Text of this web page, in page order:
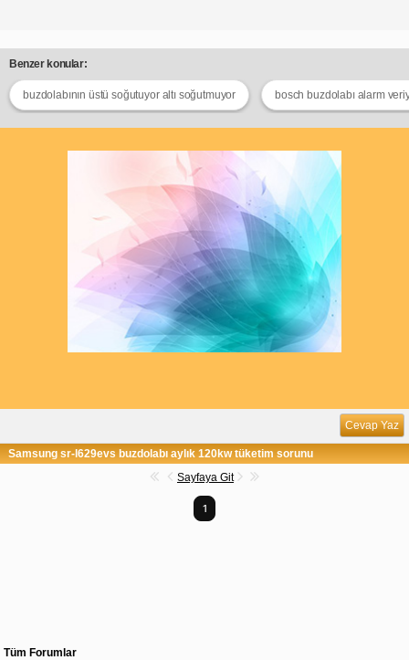
Benzer konular:
buzdolabının üstü soğutuyor altı soğutmuyor bosch buzdolabı alarm
Cevap Yaz
Samsung sr-l629evs buzdolabı aylık 120kw tüketim sorunu
Sayfaya Git
1
Tüm Forumlar